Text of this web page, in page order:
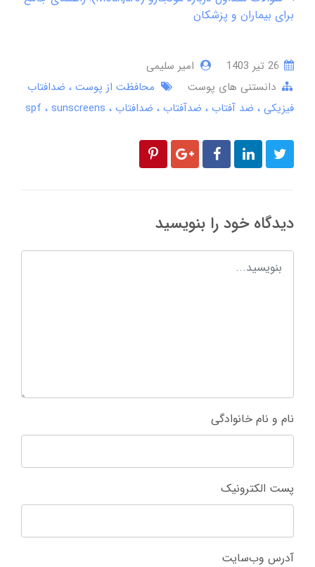
برای بیماران و پزشکان
امیر سلیمی
دانستنی های پوست
محافظت از پوست
ضدافتاب
فیزیکی
ضد آفتاب ضدآفتاب ضدافتاب spf sunscreens
دیدگاه خود را بنویسید
نام و نام خانوادگی
پست الکترونیک
آدرس وب‌سایت